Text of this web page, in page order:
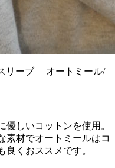
リーブ オートミール/
しいコットンを使用。
素材でオートミールはコ
良くおススメです。